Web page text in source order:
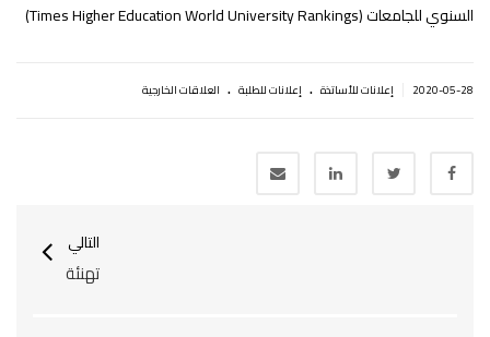
السنوي للجامعات (Times Higher Education World University Rankings)
2020-05-28 إعلانات للأساتذة . إعلانات للطلبة . العلاقات الخارجية
التالي
تهنئة